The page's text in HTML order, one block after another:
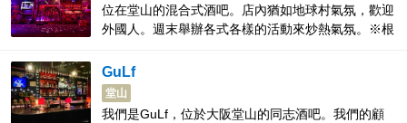
位在堂山的混合式酒吧。店內猶如地球村氣氛，歡迎
外國人。週末舉辦各式各樣的活動來炒熱氣氛。※根
GuLf
堂山
我們是GuLf，位於大阪堂山的同志酒吧。我們的顧